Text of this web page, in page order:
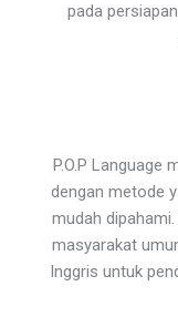
pada
P.O.P Language
dengan metode
mudah
masyarakat
Inggris untuk